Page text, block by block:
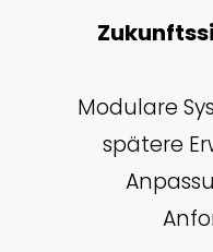
Modulare
spätere